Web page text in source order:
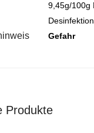
9,45g/100g
Gefahr
Produkte